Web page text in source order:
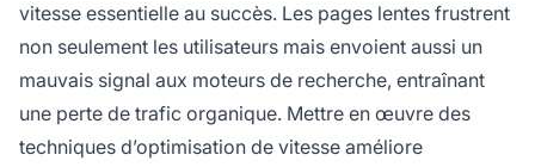
vitesse essentielle au succès. Les pages lentes frustrent
non seulement les utilisateurs mais envoient aussi un
mauvais signal aux moteurs de recherche, entraînant
une perte de trafic organique. Mettre en œuvre des
techniques d’optimisation de vitesse améliore